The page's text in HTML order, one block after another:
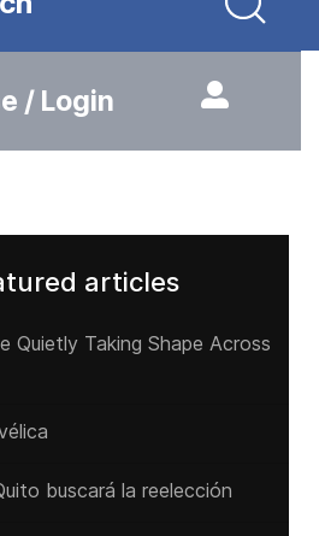
/ Login
articles
Quietly Taking Shape Across
buscará la reelección